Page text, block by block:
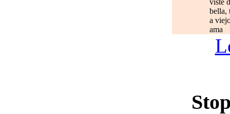
viste
bella,
a
ama